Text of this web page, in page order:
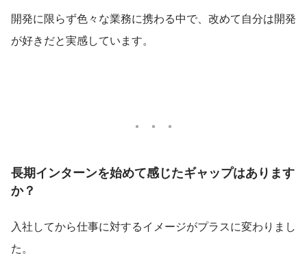
開発に限らず色々な業務に携わる中で、改めて自分は開発
が好きだと実感しています。
長期インターンを始めて感じたギャップはあります
か？
入社してから仕事に対するイメージがプラスに変わりまし
た。